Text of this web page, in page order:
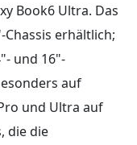
Book6 Ultra. Das
erhältlich;
und 16"-
auf
und Ultra auf
die die